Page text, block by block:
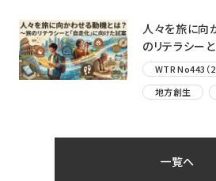
人々を旅に向
のリテラシー
WTR No443（
地方創生
一覧へ